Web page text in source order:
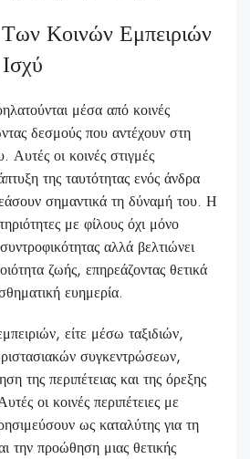
Κοινών Εμπειριών
μέσα από κοινές
δεσμούς που αντέχουν στη
Αυτές οι κοινές στιγμές
της ταυτότητας ενός άνδρα
σημαντικά τη δύναμή του. Η
με φίλους όχι μόνο
αλλά βελτιώνει
ζωής, επηρεάζοντας θετικά
ευημερία.
είτε μέσω ταξιδιών,
συγκεντρώσεων,
της περιπέτειας και της όρεξης
οι κοινές περιπέτειες με
ως καταλύτης για τη
την προώθηση μιας θετικής